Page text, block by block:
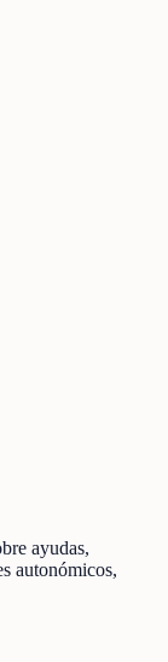
ayudas,
autonómicos,